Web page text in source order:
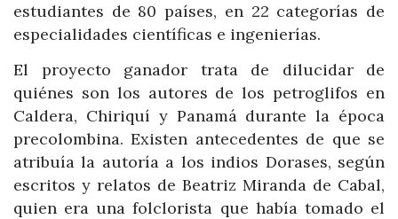
estudiantes de 80 países, en 22 categorías de
especialidades científicas e ingenierías.
El proyecto ganador trata de dilucidar de
quiénes son los autores de los petroglifos en
Caldera, Chiriquí y Panamá durante la época
precolombina. Existen antecedentes de que se
atribuía la autoría a los indios Dorases, según
escritos y relatos de Beatriz Miranda de Cabal,
quien era una folclorista que había tomado el